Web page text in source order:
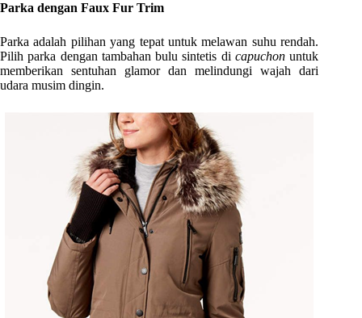
Parka dengan Faux Fur Trim
Parka adalah pilihan yang tepat untuk melawan suhu rendah.
Pilih parka dengan tambahan bulu sintetis di capuchonuntuk
memberikan sentuhan glamor dan melindungi wajah dari
udara musim dingin.